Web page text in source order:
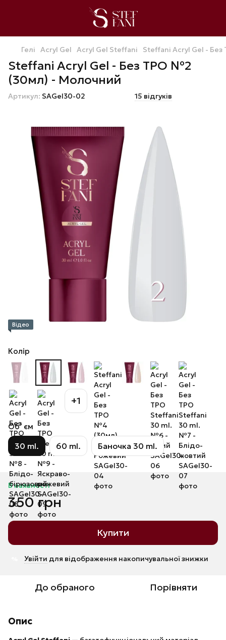
Гелі Acryl Gel Acryl Gel Steffani Steffani Acryl Gel -
Steffani Acryl Gel - Без ТРО №2
(30мл) - Молочний
Артикул: SAGel30-02 15 відгуків
Відео
Колір
+1
Об`єм
30 ml. 60 ml. Баночка 30 ml.
В наявності
350 грн
Купити
Увійти для відображення накопичувальної знижки
До обраного Порівняти
Опис